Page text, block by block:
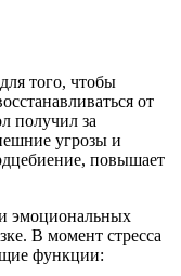
того, чтобы
от
получил за
угрозы и
повышает
эмоциональных
В момент стресса
функции: